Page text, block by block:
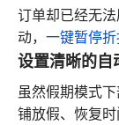
订单却已经无法
动， 一键暂停
设置清晰的自
虽然假期模式
铺放假、恢复时